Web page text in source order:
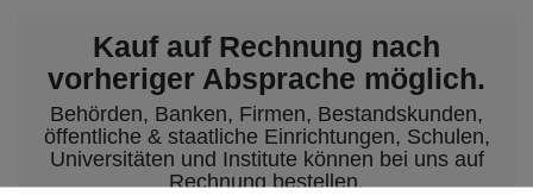
Kauf auf Rechnung nach
vorheriger Absprache möglich.
Behörden, Banken, Firmen, Bestandskunden,
öffentliche & staatliche Einrichtungen, Schulen,
Universitäten und Institute können bei uns auf
Rechnung bestellen.